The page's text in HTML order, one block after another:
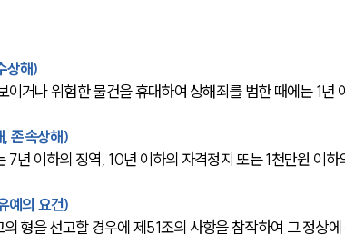
상해)
이거나 위험한 물건을 휴대하여 상해죄를 범한 때에는 1년
존속상해)
7년 이하의 징역, 10년 이하의 자격정지 또는 1천만원 이하
예의 요건)
형을 선고할 경우에 제51조의 사항을 참작하여 그 정상